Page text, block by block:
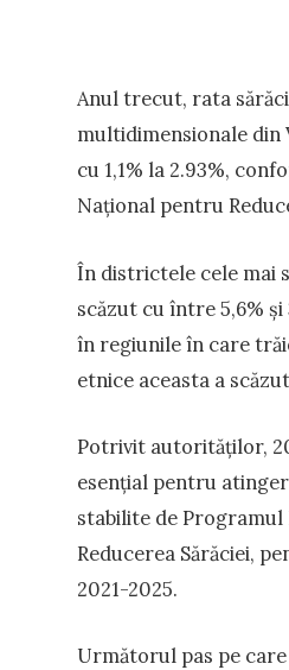
Anul trecut, rata
multidimensionale din
cu 1,1% la 2.93%,
Național pentru
În districtele cele mai
scăzut cu între 5,6% și
în regiunile în care
etnice aceasta a
Potrivit autorităților,
esențial pentru
stabilite de
Reducerea Sărăciei,
2021-2025.
Următorul pas pe